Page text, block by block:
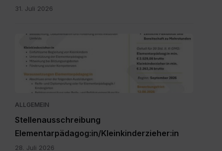
31. Juli 2026
Personalpool
Bezirk
Feldkirchen
St.
Veit.pdf
ALLGEMEIN
Stellenausschreibung
Elementarpädagog:in/Kleinkinderzieher:in
28. Juli 2026